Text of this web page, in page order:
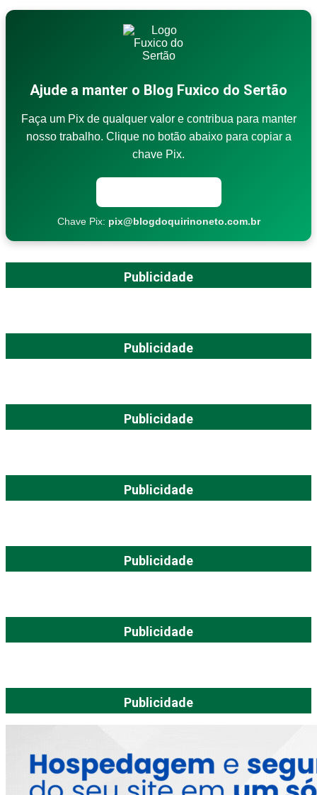
Ajude a manter o Blog Fuxico do Sertão
Faça um Pix de qualquer valor e contribua para manter
nosso trabalho. Clique no botão abaixo para copiar a
chave Pix.
Chave Pix: pix@blogdoquirinoneto.com.br
Publicidade
Publicidade
Publicidade
Publicidade
Publicidade
Publicidade
Publicidade